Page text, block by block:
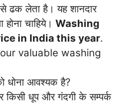
ढक लेता है। यह शानदार
चाहिये। Washing
in India this year.
valuable washing
धोना आवश्यक है?
किसी धूप और गंदगी के सम्पर्क